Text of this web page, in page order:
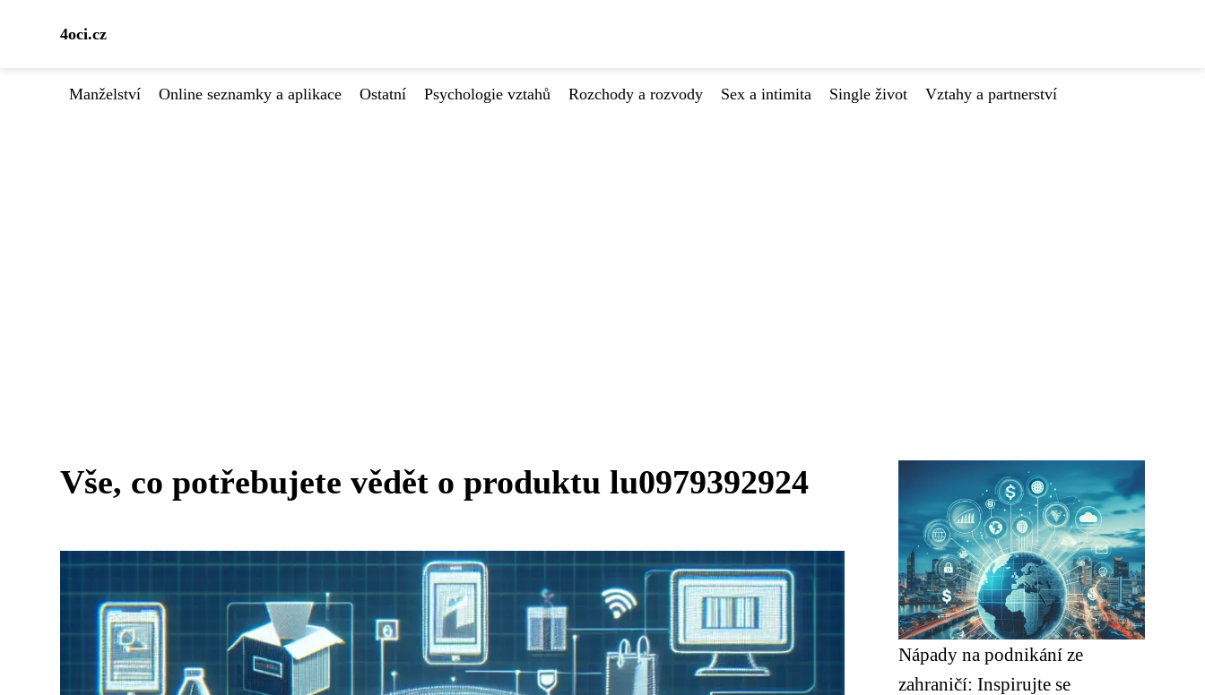
4oci.cz
Manželství Online seznamky a aplikace Ostatní Psychologie vztahů Rozchody a rozvody Sex a intimita Single život Vztahy a partnerství
Vše, co potřebujete vědět o produktu lu0979392924
Nápady na podnikání ze
zahraničí: Inspirujte se